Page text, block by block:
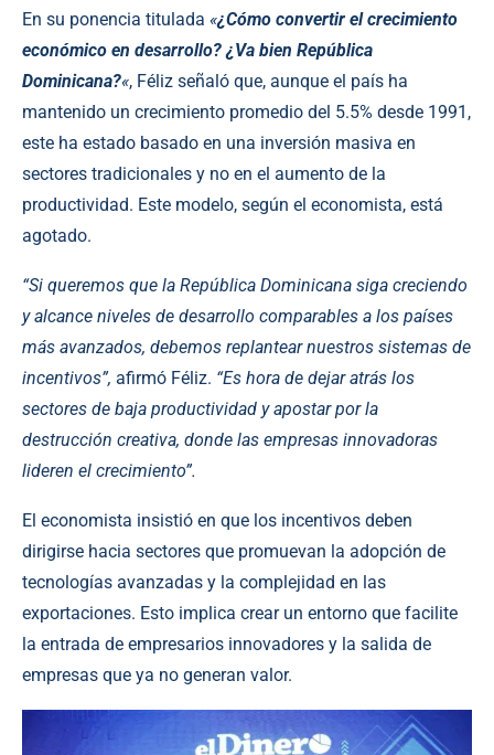
En su ponencia titulada «¿Cómo convertir el crecimiento
económico en desarrollo? ¿Va bien República
Dominicana?«, Féliz señaló que, aunque el país ha
mantenido un crecimiento promedio del 5.5% desde 1991,
este ha estado basado en una inversión masiva en
sectores tradicionales y no en el aumento de la
productividad. Este modelo, según el economista, está
agotado.
“Si queremos que la República Dominicana siga creciendo
y alcance niveles de desarrollo comparables a los países
más avanzados, debemos replantear nuestros sistemas de
incentivos”, afirmó Féliz. “Es hora de dejar atrás los
sectores de baja productividad y apostar por la
destrucción creativa, donde las empresas innovadoras
lideren el crecimiento”.
El economista insistió en que los incentivos deben
dirigirse hacia sectores que promuevan la adopción de
tecnologías avanzadas y la complejidad en las
exportaciones. Esto implica crear un entorno que facilite
la entrada de empresarios innovadores y la salida de
empresas que ya no generan valor.